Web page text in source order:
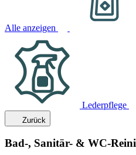
Alle anzeigen
Lederpflege
Zurück
Bad-, Sanitär- & WC-